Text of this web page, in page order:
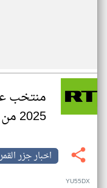
منتخب
2025 من دور المجموعات
اخبار جزر القمر
YU55DX